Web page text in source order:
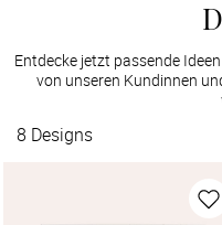
Entdecke jetzt passende
von unseren Kundinnen
8 Designs